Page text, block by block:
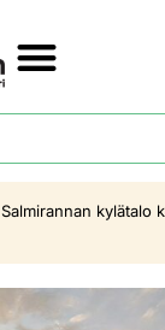
Salmirannan kylätalo